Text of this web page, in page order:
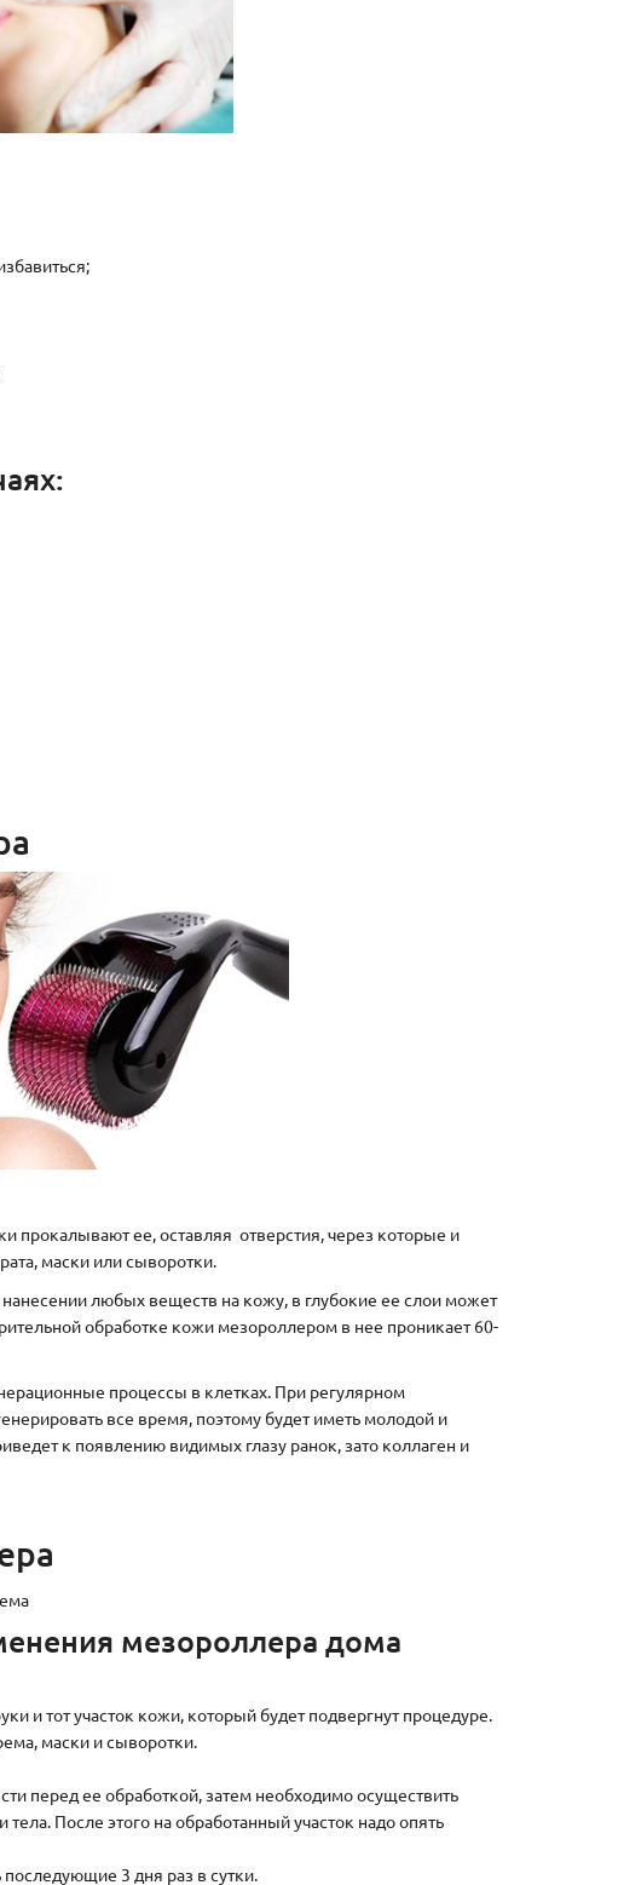
прокалывают ее, оставляя отверстия, через которые и
маски или сыворотки.
любых веществ на кожу, в глубокие ее слои может
обработке кожи мезороллером в нее проникает 60-
процессы в клетках. При регулярном
все время, поэтому будет иметь молодой и
к появлению видимых глазу ранок, зато коллаген и
мезороллера дома
и тот участок кожи, который будет подвергнут процедуре.
маски и сыворотки.
перед ее обработкой, затем необходимо осуществить
После этого на обработанный участок надо опять
3 дня раз в сутки.